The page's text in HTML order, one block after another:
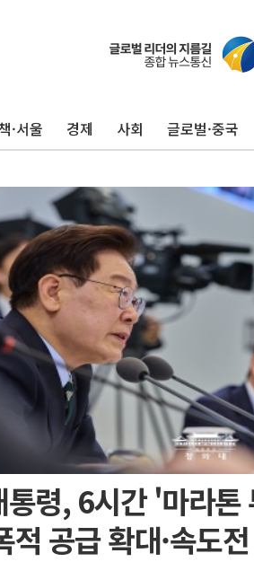
·서울 경제 사회 글로벌·중국
령, 6시간 '마라톤
적 공급 확대·속도